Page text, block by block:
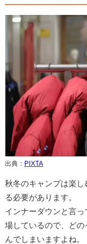
出典： PIXTA
秋冬のキャンプは楽
る必要があります。
インナーダウンと言
場しているので、ど
んでしまいますよね。